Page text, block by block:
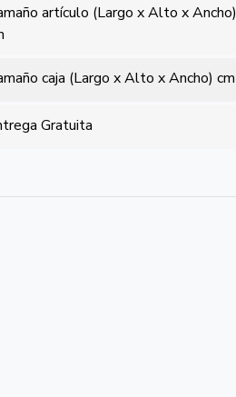
artículo (Largo x Alto x Ancho)
caja (Largo x Alto x Ancho) cm
Gratuita